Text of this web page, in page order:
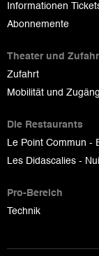
Informationen
Abonnemente
Theater und
Zufahrt
Mobilität und
Die Restaurants
Le Point Commun -
Les Didascalies -
Pro-Bereich
Technik